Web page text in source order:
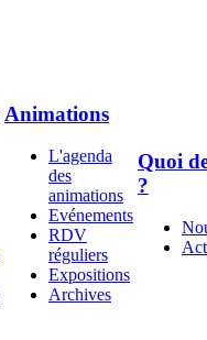
Animations
L'agenda
des
animations
Evénements
RDV
réguliers
Expositions
Archives
Quoi
?